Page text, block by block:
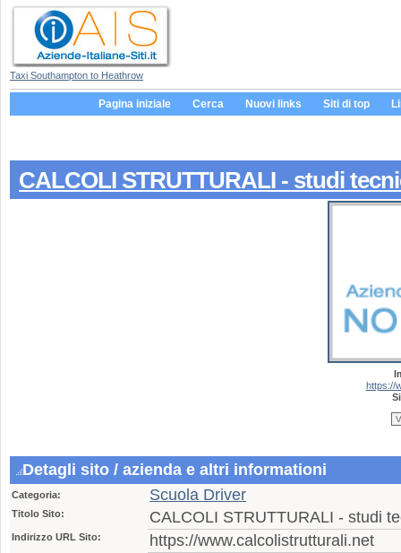
Taxi Southampton to Heathrow
Pagina iniziale Cerca Nuovi links Siti di top
CALCOLI STRUTTURALI - studi
https://
Detagli sito / azienda e altri informationi
Categoria: Scuola Driver
Titolo Sito: CALCOLI STRUTTURALI - studi
Indirizzo URL Sito: https://www.calcolistrutturali.net